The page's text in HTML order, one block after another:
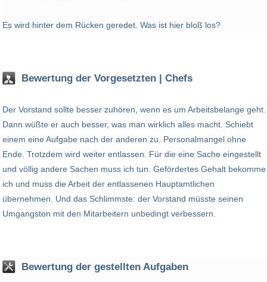
Es wird hinter dem Rücken geredet. Was ist hier bloß los?
Bewertung der Vorgesetzten | Chefs
Der Vorstand sollte besser zuhören, wenn es um Arbeitsbelange geht.
Dann wüßte er auch besser, was man wirklich alles macht. Schiebt
einem eine Aufgabe nach der anderen zu. Personalmangel ohne
Ende. Trotzdem wird weiter entlassen. Für die eine Sache eingestellt
und völlig andere Sachen muss ich tun. Gefördertes Gehalt bekomme
ich und muss die Arbeit der entlassenen Hauptamtlichen
übernehmen. Und das Schlimmste: der Vorstand müsste seinen
Umgangston mit den Mitarbeitern unbedingt verbessern.
Bewertung der gestellten Aufgaben